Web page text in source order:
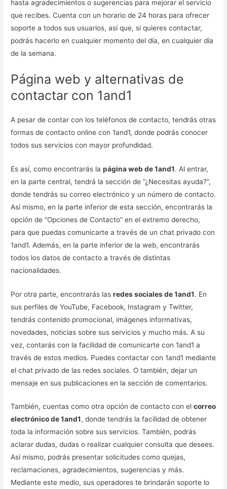
hasta agradecimientos o sugerencias para mejorar el servicio
que recibes. Cuenta con un horario de 24 horas para ofrecer
soporte a todos sus usuarios, así que, si quieres contactar,
podrás hacerlo en cualquier momento del día, en cualquier día
de la semana.
Página web y alternativas de
contactar con 1and1
A pesar de contar con los teléfonos de contacto, tendrás otras
formas de contacto online con 1and1, donde podrás conocer
todos sus servicios con mayor profundidad.
Es así, como encontrarás lapágina web de 1and1. Al entrar,
en la parte central, tendrá la sección de “¿Necesitas ayuda?”,
donde tendrás su correo electrónico y un número de contacto.
Así mismo, en la parte inferior de esta sección, encontrarás la
opción de “Opciones de Contacto” en el extremo derecho,
para que puedas comunicarte a través de un chat privado con
1and1. Además, en la parte inferior de la web, encontrarás
todos los datos de contacto a través de distintas
nacionalidades.
Por otra parte, encontrarás lasredes sociales de 1and1. En
sus perfiles de YouTube, Facebook, Instagram y Twitter,
tendrás contenido promocional, imágenes informativas,
novedades, noticias sobre sus servicios y mucho más. A su
vez, contarás con la facilidad de comunicarte con 1and1 a
través de estos medios. Puedes contactar con 1and1 mediante
el chat privado de las redes sociales. O también, dejar un
mensaje en sus publicaciones en la sección de comentarios.
También, cuentas como otra opción de contacto con elcorreo
electrónico de 1and1, donde tendrás la facilidad de obtener
toda la información sobre sus servicios. También, podrás
aclarar dudas, dudas o realizar cualquier consulta que desees.
Así mismo, podrás presentar solicitudes como quejas,
reclamaciones, agradecimientos, sugerencias y más.
Mediante este medio, sus operadores te brindarán soporte lo